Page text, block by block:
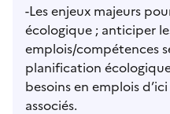
-Les enjeux majeurs
écologique ; anticiper
emplois/compétences
planification
besoins en emplois
associés.